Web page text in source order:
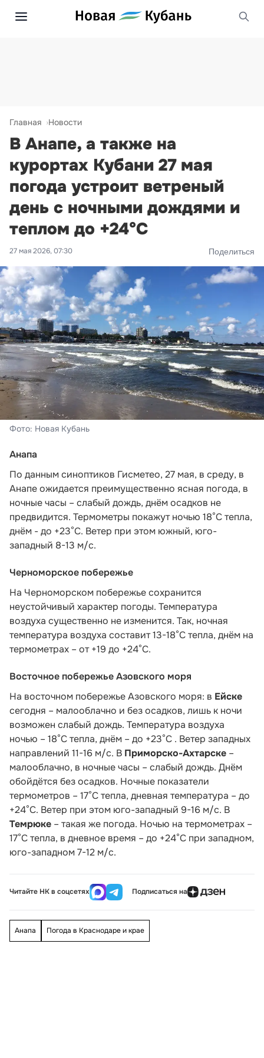
Главная Новости
В Анапе, а также на
курортах Кубани 27 мая
погода устроит ветреный
день с ночными дождями и
теплом до +24°С
27 мая 2026, 07:30 Поделиться
Фото: Новая Кубань
Анапа
По данным синоптиков Гисметео, 27 мая, в среду, в
Анапе ожидается преимущественно ясная погода, в
ночные часы – слабый дождь, днём осадков не
предвидится. Термометры покажут ночью 18°C тепла,
днём - до +23°C. Ветер при этом южный, юго-
западный 8-13 м/с.
Черноморское побережье
На Черноморском побережье сохранится
неустойчивый характер погоды. Температура
воздуха существенно не изменится. Так, ночная
температура воздуха составит 13-18°С тепла, днём на
термометрах – от +19 до +24°С.
Восточное побережье Азовского моря
На восточном побережье Азовского моря: в Ейске
сегодня – малооблачно и без осадков, лишь к ночи
возможен слабый дождь. Температура воздуха
ночью – 18°С тепла, днём – до +23°С . Ветер западных
направлений 11-16 м/с. В Приморско-Ахтарске –
малооблачно, в ночные часы – слабый дождь. Днём
обойдётся без осадков. Ночные показатели
термометров – 17°С тепла, дневная температура – до
+24°С. Ветер при этом юго-западный 9-16 м/с. В
Темрюке – такая же погода. Ночью на термометрах –
17°С тепла, в дневное время – до +24°С при западном,
юго-западном 7-12 м/с.
Читайте НК в соцсетях Подписаться на
Анапа Погода в Краснодаре и крае